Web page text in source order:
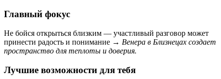
Главный фокус
Не бойся открыться близким — участливый разговор может
принести радость и понимание → Венера в Близнецах создает
пространство для теплоты и доверия.
Лучшие возможности для тебя